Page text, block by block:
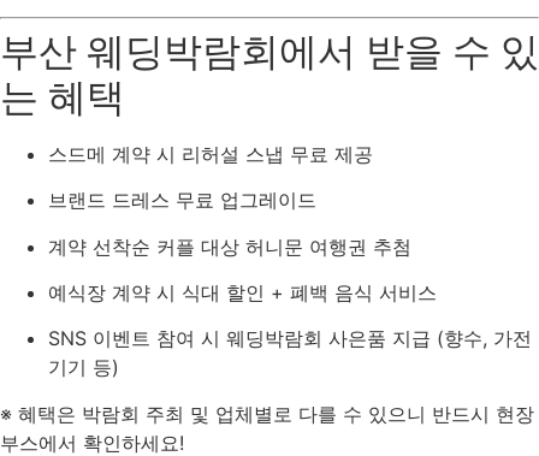
부산 웨딩박람회에서 받을 수 있
는 혜택
스드메 계약 시 리허설 스냅 무료 제공
브랜드 드레스 무료 업그레이드
계약 선착순 커플 대상 허니문 여행권 추첨
예식장 계약 시 식대 할인 + 폐백 음식 서비스
SNS 이벤트 참여 시 웨딩박람회 사은품 지급 (향수, 가전
기기 등)
※ 혜택은 박람회 주최 및 업체별로 다를 수 있으니 반드시 현장
부스에서 확인하세요!